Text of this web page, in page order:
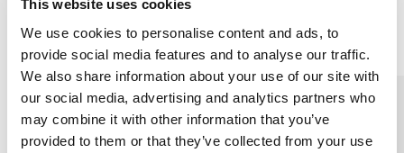
This website uses cookies
We use cookies to personalise content and ads, to
provide social media features and to analyse our traffic.
We also share information about your use of our site with
our social media, advertising and analytics partners who
may combine it with other information that you’ve
provided to them or that they’ve collected from your use
Liknande produkter